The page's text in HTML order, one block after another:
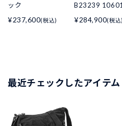
ック
¥237,600(税込)
B23239 10601
¥284,900(税込)
最近チェックしたアイテム